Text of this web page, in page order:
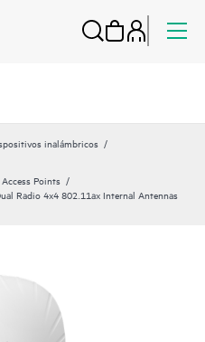
inalámbricos
Points
Radio 4x4 802.11ax Internal Antennas